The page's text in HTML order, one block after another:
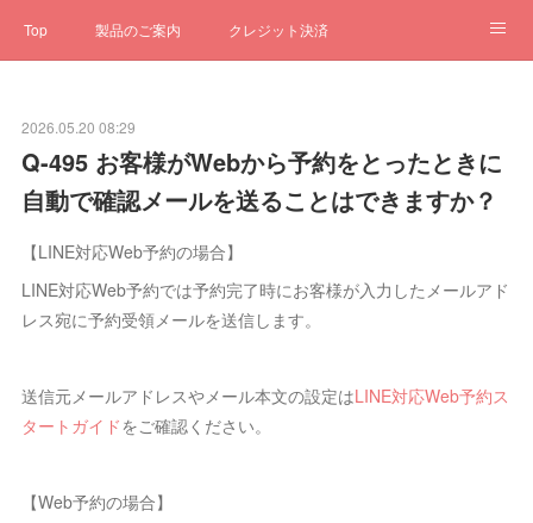
Top 製品のご案内 クレジット決済
2026.05.20 08:29
Q-495 お客様がWebから予約をとったときに
自動で確認メールを送ることはできますか？
【LINE対応Web予約の場合】
LINE対応Web予約では予約完了時にお客様が入力したメールアド
レス宛に予約受領メールを送信します。
送信元メールアドレスやメール本文の設定はLINE対応Web予約ス
タートガイドをご確認ください。
【Web予約の場合】